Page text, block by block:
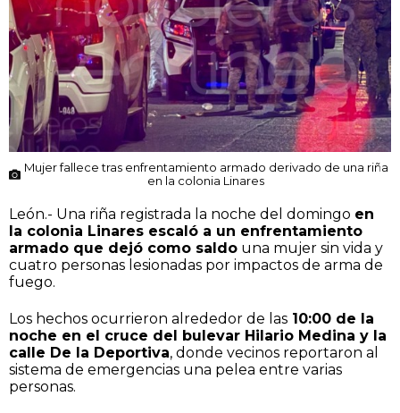
Mujer fallece tras enfrentamiento armado derivado de una riña
en la colonia Linares
León.- Una riña registrada la noche del domingo en
la colonia Linares escaló a un enfrentamiento
armado que dejó como saldo una mujer sin vida y
cuatro personas lesionadas por impactos de arma de
fuego.
Los hechos ocurrieron alrededor de las 10:00 de la
noche en el cruce del bulevar Hilario Medina y la
calle De la Deportiva, donde vecinos reportaron al
sistema de emergencias una pelea entre varias
personas.